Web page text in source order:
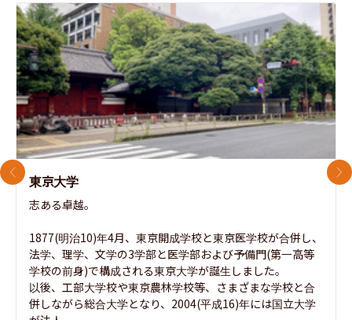
東京大学
志ある卓越。
1877(明治10)年4月、東京開成学校と東京医学校が合併し、
法学、理学、文学の3学部と医学部および予備門(第一高等
学校の前身)で構成される東京大学が誕生しました。
以後、工部大学校や東京農林学校等、さまざまな学校と合
併しながら総合大学となり、2004(平成16)年には国立大学
前のスライド 次